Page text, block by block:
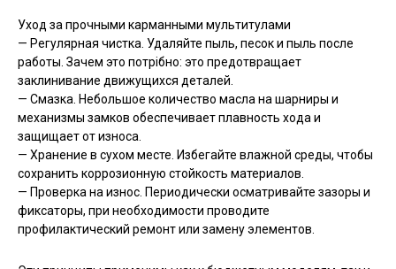
Уход за прочными карманными мультитулами
— Регулярная чистка. Удаляйте пыль, песок и пыль после
работы. Зачем это потрібно: это предотвращает
заклинивание движущихся деталей.
— Смазка. Небольшое количество масла на шарниры и
механизмы замков обеспечивает плавность хода и
защищает от износа.
— Хранение в сухом месте. Избегайте влажной среды, чтобы
сохранить коррозионную стойкость материалов.
— Проверка на износ. Периодически осматривайте зазоры и
фиксаторы, при необходимости проводите
профилактический ремонт или замену элементов.